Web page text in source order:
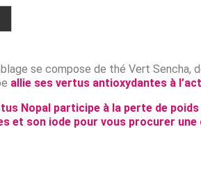
se compose de thé Vert
allie ses vertus antioxydantes à
Nopal participe à la perte de
et son iode pour vous procurer